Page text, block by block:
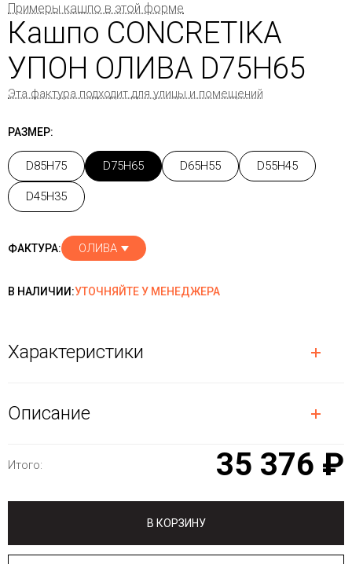
Примеры кашпо в этой форме
Кашпо CONCRETIKA
УПОН ОЛИВА D75H65
Эта фактура подходит для улицы и помещений
РАЗМЕР:
D85H75 D75H65 D65H55 D55H45
D45H35
ФАКТУРА: ОЛИВА
В НАЛИЧИИ:УТОЧНЯЙТЕ У МЕНЕДЖЕРА
Характеристики
Описание
Итого: 35 376 ₽
В КОРЗИНУ